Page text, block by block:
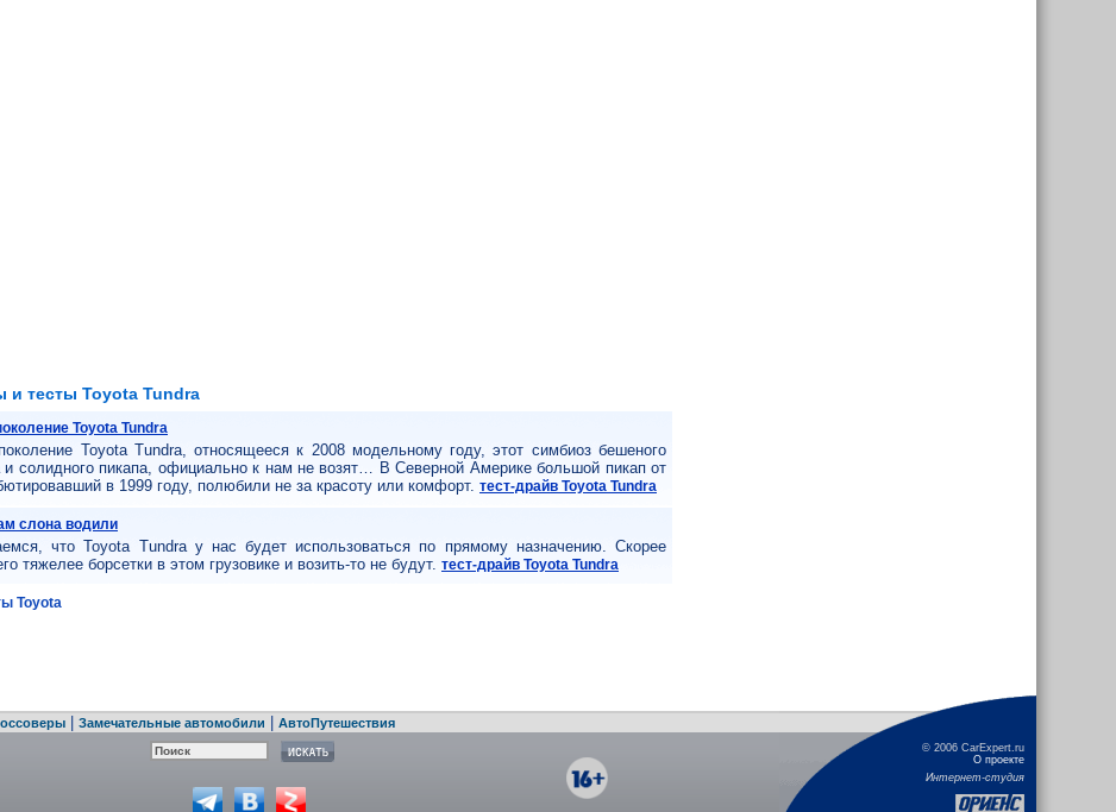
и тесты Toyota Tundra
Toyota Tundra
Toyota Tundra, относящееся к 2008 модельному году, этот симбиоз бешеного
и солидного пикапа, официально к нам не возят… В Северной Америке большой пикап от
в 1999 году, полюбили не за красоту или комфорт. тест-драйв Toyota Tundra
слона водили
что Toyota Tundra у нас будет использоваться по прямому назначению. Скорее
тяжелее борсетки в этом грузовике и возить-то не будут. тест-драйв Toyota Tundra
Toyota
© 2006 CarExpert.ru
О проекте
Интернет-студия
Замечательные автомобили АвтоПутешествия